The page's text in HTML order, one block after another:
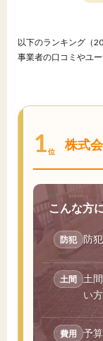
以下のランキング（
事業者の口コミやユ
1位 株式
こんな方
防犯 防
土間
土
い方
費用 予